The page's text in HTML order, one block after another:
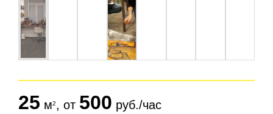
25 м , от 500 руб./час